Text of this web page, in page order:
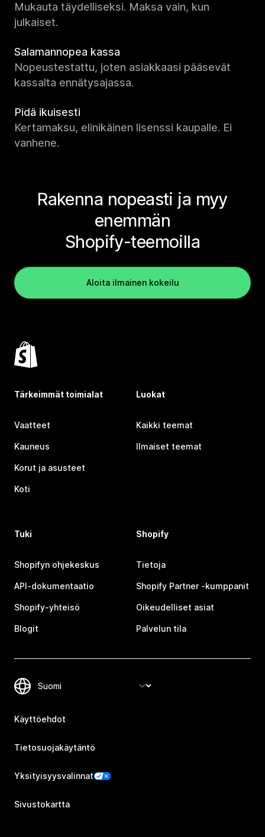
Mukauta täydelliseksi. Maksa vain, kun
julkaiset.
Salamannopea kassa
Nopeustestattu, joten asiakkaasi pääsevät
kassalta ennätysajassa.
Pidä ikuisesti
Kertamaksu, elinikäinen lisenssi kaupalle. Ei
vanhene.
Rakenna nopeasti ja myy
enemmän
Shopify-teemoilla
Aloita ilmainen kokeilu
Tärkeimmät toimialat
Vaatteet
Kauneus
Korut ja asusteet
Koti
Luokat
Kaikki teemat
Ilmaiset teemat
Tuki
Shopifyn ohjekeskus
API-dokumentaatio
Shopify-yhteisö
Blogit
Shopify
Tietoja
Shopify Partner ‑kumppanit
Oikeudelliset asiat
Palvelun tila
Käyttöehdot
Tietosuojakäytäntö
Yksityisyysvalinnat
Sivustokartta